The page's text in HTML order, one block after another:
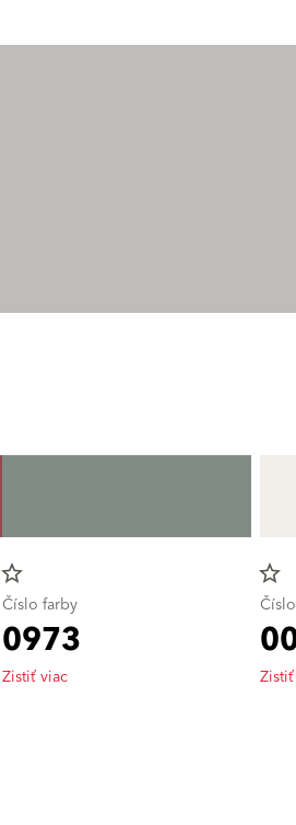
star_border
Číslo farby
0973
Zistiť viac
star_border